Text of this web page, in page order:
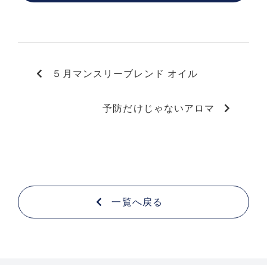
５月マンスリーブレンド オイル
予防だけじゃないアロマ
一覧へ戻る